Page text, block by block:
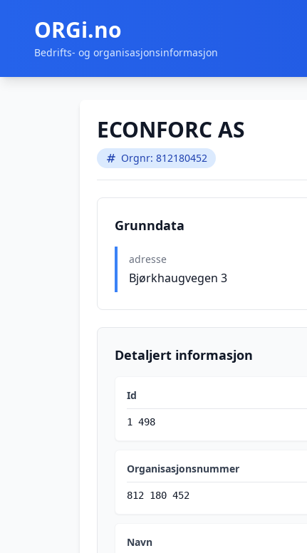
ORGi.no
Bedrifts- og organisasjonsinformasjon
ECONFORC AS
Orgnr: 812180452
Grunndata
adresse
Bjørkhaugvegen 3
Detaljert informasjon
Id
1 498
Organisasjonsnummer
812 180 452
Navn